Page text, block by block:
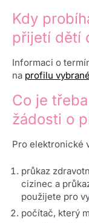
Kdy
přijetí dětí
Informaci o
na profilu
Co je
žádosti o
Pro elektronické
průkaz
cizinec a
použijete pro
počítač, který